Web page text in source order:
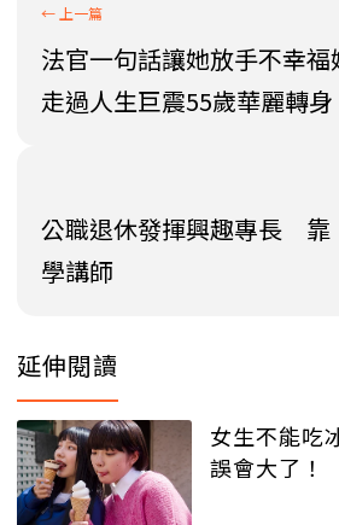
法官一句話讓她放手不幸
走過人生巨震55歲華麗轉身
公職退休發揮興趣專長 靠
學講師
延伸閱讀
女生不能吃
誤會大了！